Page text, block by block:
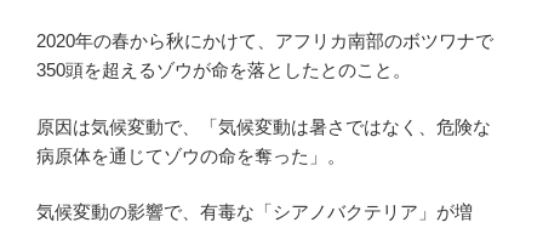
2020年の春から秋にかけて、アフリカ南部のボツワナで
350頭を超えるゾウが命を落としたとのこと。
原因は気候変動で、「気候変動は暑さではなく、危険な
病原体を通じてゾウの命を奪った」。
気候変動の影響で、有毒な「シアノバクテリア」が増